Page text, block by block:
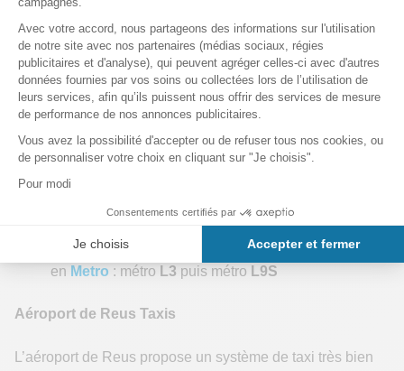
Aéroport de Reus vers Aéroport de Barcelone (BCN)
Le trajet vers l’aéroport de Barcelone est un peu
compliqué. Nous nous conseillons de rejoindre en train –
comme indiqué ci-dessus – Barcelone puis de prendre soit
le métro soit l’Aerobuspour rejoindre l’aéroport de
Barcelone.
puis AerobusL1
De Barcelone Sants vers aéroport de Barcelone
en Metro : métro L3 puis métro L9S
Aéroport de Reus Taxis
L’aéroport de Reus propose un système de taxi très bien